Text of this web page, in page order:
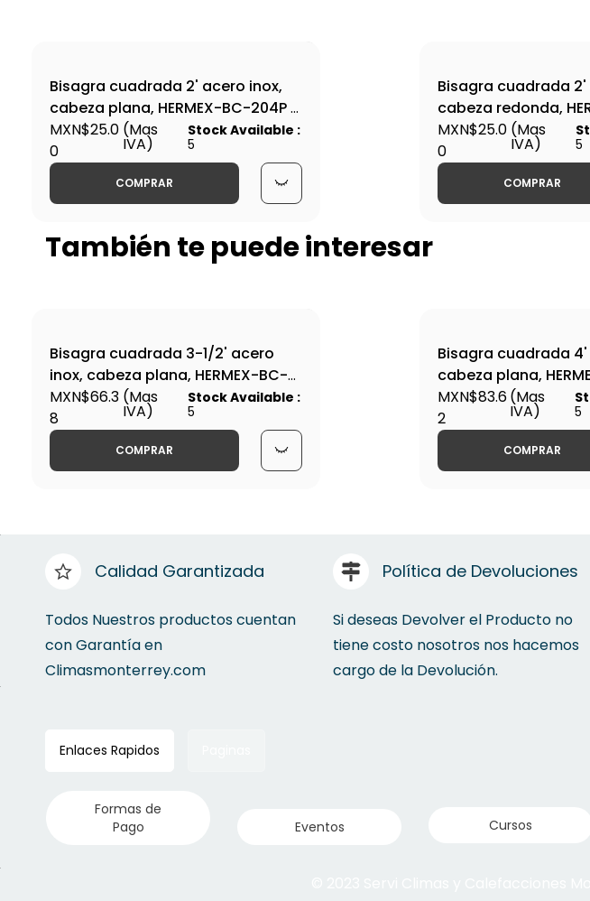
Bisagra cuadrada 2' acero inox,
cabeza plana, HERMEX-BC-204P /
43225
MXN$25.0
0
(Mas
IVA)
Stock Available :
5
COMPRAR
Bisagra cuadrada 2'
cabeza redonda,
204R / 43220
MXN$25.0
0
(Mas
IVA)
5
COMPRAR
También te puede interesar
Bisagra cuadrada 3-1/2' acero
inox, cabeza plana, HERMEX-BC-
354P / 43228
MXN$66.3
8
(Mas
IVA)
Stock Available :
5
COMPRAR
Bisagra cuadrada
cabeza plana,
43229
MXN$83.6
2
(Mas
IVA)
5
COMPRAR
Calidad Garantizada
Todos Nuestros productos cuentan
con Garantía en
Climasmonterrey.com
Política de Devoluciones
Si deseas Devolver el Producto no
tiene costo nosotros nos hacemos
cargo de la Devolución.
Enlaces Rapidos
Formas de
Pago
Eventos Cursos